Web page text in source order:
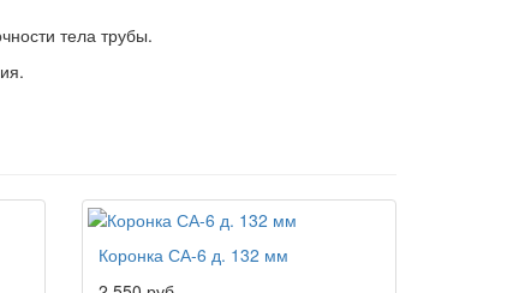
тела трубы.
Коронка СА-6 д. 132 мм